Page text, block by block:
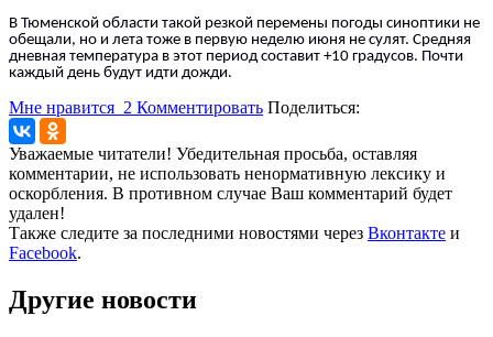
В Тюменской области такой резкой перемены погоды синоптики не
обещали, но и лета тоже в первую неделю июня не сулят. Средняя
дневная температура в этот период составит +10 градусов. Почти
каждый день будут идти дожди.
Мне нравится 2 Комментировать Поделиться:
Уважаемые читатели! Убедительная просьба, оставляя
комментарии, не использовать ненормативную лексику и
оскорбления. В противном случае Ваш комментарий будет
удален!
Также следите за последними новостями через Вконтакте и
Facebook.
Другие новости